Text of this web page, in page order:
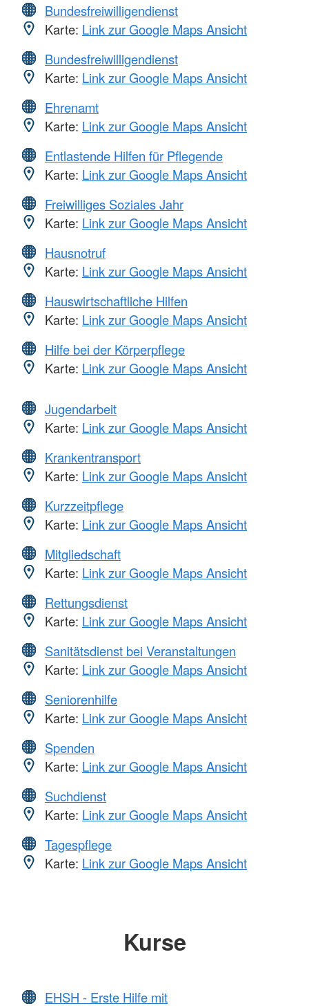
Bundesfreiwilligendienst
Karte: Link zur Google Maps Ansicht
Bundesfreiwilligendienst
Karte: Link zur Google Maps Ansicht
Ehrenamt
Karte: Link zur Google Maps Ansicht
Entlastende Hilfen für Pflegende
Karte: Link zur Google Maps Ansicht
Freiwilliges Soziales Jahr
Karte: Link zur Google Maps Ansicht
Hausnotruf
Karte: Link zur Google Maps Ansicht
Hauswirtschaftliche Hilfen
Karte: Link zur Google Maps Ansicht
Hilfe bei der Körperpflege
Karte: Link zur Google Maps Ansicht
Jugendarbeit
Karte: Link zur Google Maps Ansicht
Krankentransport
Karte: Link zur Google Maps Ansicht
Kurzzeitpflege
Karte: Link zur Google Maps Ansicht
Mitgliedschaft
Karte: Link zur Google Maps Ansicht
Rettungsdienst
Karte: Link zur Google Maps Ansicht
Sanitätsdienst bei Veranstaltungen
Karte: Link zur Google Maps Ansicht
Seniorenhilfe
Karte: Link zur Google Maps Ansicht
Spenden
Karte: Link zur Google Maps Ansicht
Suchdienst
Karte: Link zur Google Maps Ansicht
Tagespflege
Karte: Link zur Google Maps Ansicht
Kurse
EHSH - Erste Hilfe mit